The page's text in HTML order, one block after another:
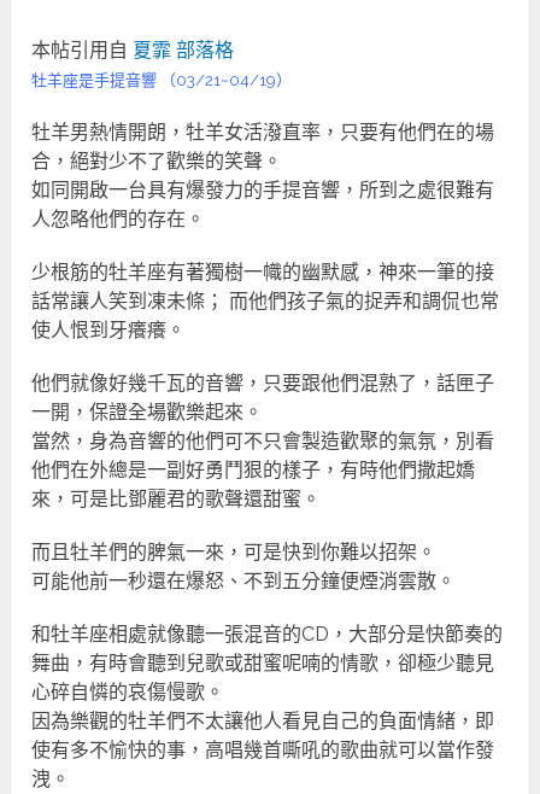
本帖引用自 夏霏 部落格
牡羊座是手提音響 （03/21~04/19）
牡羊男熱情開朗，牡羊女活潑直率，只要有他們在的場
合，絕對少不了歡樂的笑聲。
如同開啟一台具有爆發力的手提音響，所到之處很難有
人忽略他們的存在。
少根筋的牡羊座有著獨樹一幟的幽默感，神來一筆的接
話常讓人笑到凍未條； 而他們孩子氣的捉弄和調侃也常
使人恨到牙癢癢。
他們就像好幾千瓦的音響，只要跟他們混熟了，話匣子
一開，保證全場歡樂起來。
當然，身為音響的他們可不只會製造歡聚的氣氛，別看
他們在外總是一副好勇鬥狠的樣子，有時他們撒起嬌
來，可是比鄧麗君的歌聲還甜蜜。
而且牡羊們的脾氣一來，可是快到你難以招架。
可能他前一秒還在爆怒、不到五分鐘便煙消雲散。
和牡羊座相處就像聽一張混音的CD，大部分是快節奏的
舞曲，有時會聽到兒歌或甜蜜呢喃的情歌，卻極少聽見
心碎自憐的哀傷慢歌。
因為樂觀的牡羊們不太讓他人看見自己的負面情緒，即
使有多不愉快的事，高唱幾首嘶吼的歌曲就可以當作發
洩。